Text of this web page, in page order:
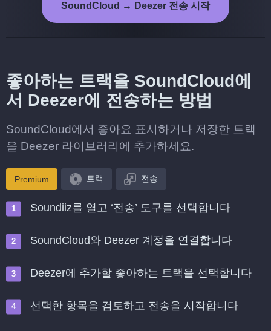
SoundCloud → Deezer 전송 시작
좋아하는 트랙을 SoundCloud에
서 Deezer에 전송하는 방법
SoundCloud에서 좋아요 표시하거나 저장한 트랙
을 Deezer 라이브러리에 추가하세요.
Premium 트랙 전송
Soundiiz를 열고 ‘전송’ 도구를 선택합니다
SoundCloud와 Deezer 계정을 연결합니다
Deezer에 추가할 좋아하는 트랙을 선택합니다
선택한 항목을 검토하고 전송을 시작합니다